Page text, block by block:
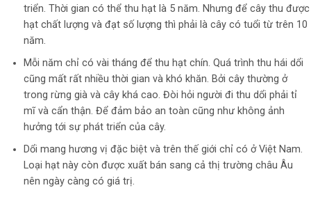
triển. Thời gian có thể thu hạt là 5 năm. Nhưng để cây thu được
hạt chất lượng và đạt số lượng thì phải là cây có tuổi từ trên 10
năm.
Mỗi năm chỉ có vài tháng để thu hạt chín. Quá trình thu hái dổi
cũng mất rất nhiều thời gian và khó khăn. Bởi cây thường ở
trong rừng già và cây khá cao. Đòi hỏi người đi thu dổi phải tỉ
mĩ và cẩn thận. Để đảm bảo an toàn cũng như không ảnh
hưởng tới sự phát triển của cây.
Dổi mang hương vị đặc biệt và trên thế giới chỉ có ở Việt Nam.
Loại hạt này còn được xuất bán sang cả thị trường châu Âu
nên ngày càng có giá trị.